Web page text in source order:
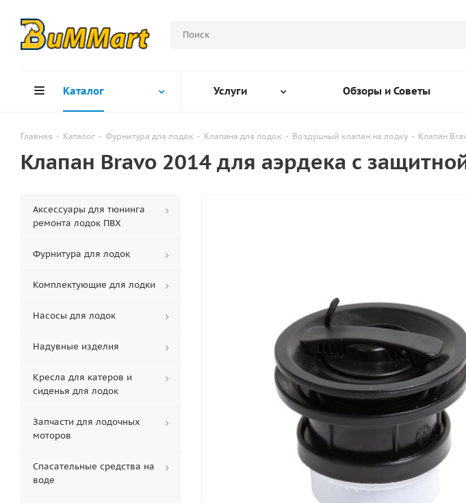
Каталог Услуги Обзоры и Советы
Главная - Каталог - Фурнитура для лодок - Клапана для лодок - Воздушный клапан на лодку - Клапан
Клапан Bravo 2014 для аэрдека с
Аксессуары для тюнинга
ремонта лодок ПВХ
Фурнитура для лодок
Комплектующие для лодки
Насосы для лодок
Надувные изделия
Кресла для катеров и
сиденья для лодок
Запчасти для лодочных
моторов
Спасательные средства на
воде